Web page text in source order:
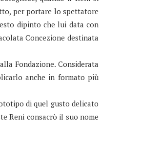
per portare lo spettatore
dipinto che lui data con
Concezione destinata
Fondazione. Considerata
anche in formato più
di quel gusto delicato
Reni consacrò il suo nome